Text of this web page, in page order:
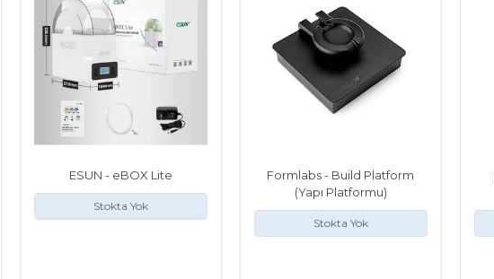
ESUN - eBOX Lite
Stokta Yok
Formlabs - Build Platform
(Yapı Platformu)
Stokta Yok